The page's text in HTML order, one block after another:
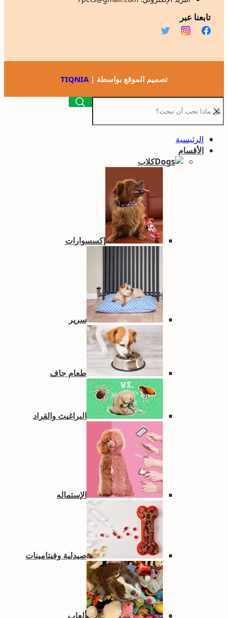
تابعنا عبر
تصميم الموقع بواسطة |TIQNIA
الرئيسية
الأقسام
كلاب
إكسسوارات
سرير
طعام جاف
البراغيث والقراد
الإستماله
صيدلية وفيتامينات
ألعاب